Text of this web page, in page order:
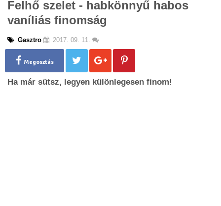
Felhő szelet - habkönnyű habos
vaníliás finomság
Gasztro 2017. 09. 11.
Megosztás
Ha már sütsz, legyen különlegesen finom!